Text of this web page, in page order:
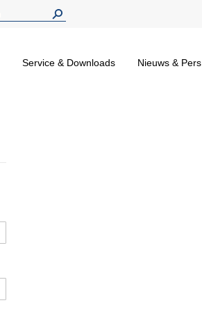
Service & Downloads Nieuws & Pers